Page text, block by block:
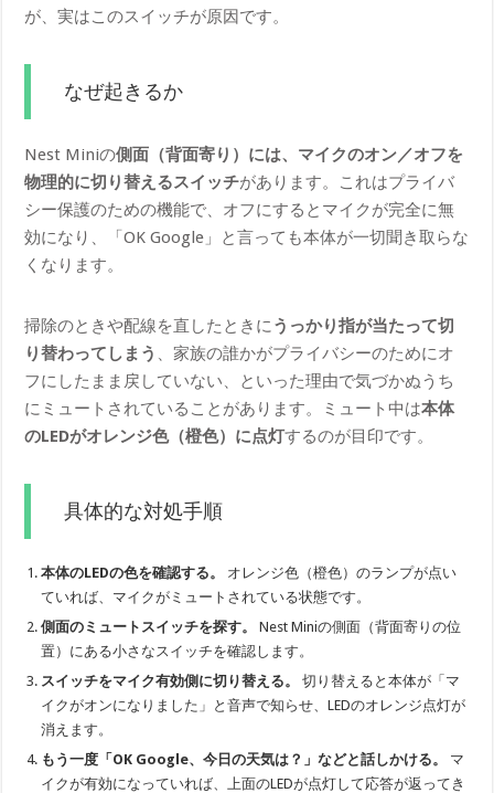
が、実はこのスイッチが原因です。
なぜ起きるか
Nest Miniの側面（背面寄り）には、マイクのオン／オフを
物理的に切り替えるスイッチがあります。これはプライバ
シー保護のための機能で、オフにするとマイクが完全に無
効になり、「OK Google」と言っても本体が一切聞き取らな
くなります。
掃除のときや配線を直したときにうっかり指が当たって切
り替わってしまう 、家族の誰かがプライバシーのためにオ
フにしたまま戻していない、といった理由で気づかぬうち
にミュートされていることがあります。ミュート中は本体
のLEDがオレンジ色（橙色）に点灯するのが目印です。
具体的な対処手順
本体のLEDの色を確認する。
オレンジ色（橙色）のランプが点い
ていれば、マイクがミュートされている状態です。
側面のミュートスイッチを探す。
Nest Miniの側面（背面寄りの位
置）にある小さなスイッチを確認します。
スイッチをマイク有効側に切り替える。
切り替えると本体が「マ
イクがオンになりました」と音声で知らせ、LEDのオレンジ点灯が
消えます。
もう一度「OK Google、今日の天気は？」などと話しかける。
マ
イクが有効になっていれば、上面のLEDが点灯して応答が返ってき